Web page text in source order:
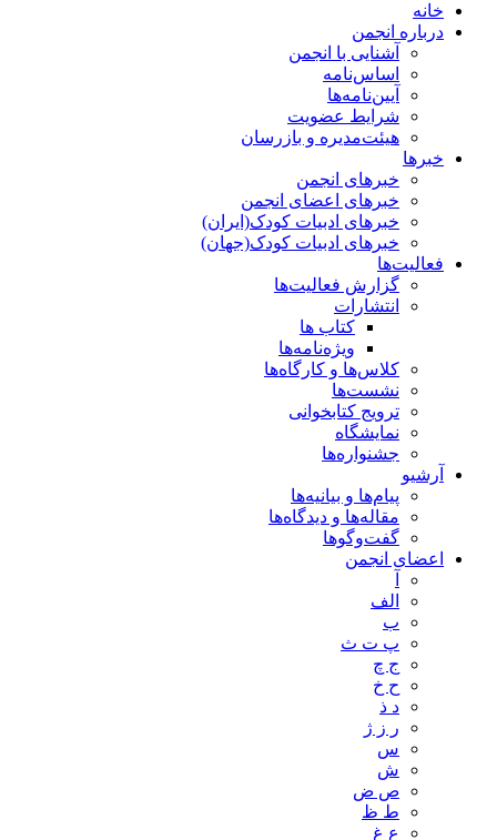
خانه
درباره انجمن
آشنایی با انجمن
اساس‌نامه
آیین‌نامه‌ها
شرایط عضویت
هیئت‌مدیره و بازرسان
خبرها
خبرهای انجمن
خبرهای اعضای انجمن
خبرهای ادبیات کودک(ایران)
خبرهای ادبیات کودک(جهان)
فعالیت‌ها
گزارش فعالیت‌ها
انتشارات
کتاب ها
ویژه‌نامه‌ها
کلاس‌ها و کارگاه‌ها
نشست‌ها
ترویج کتابخوانی
نمایشگاه
جشنواره‌ها
آرشیو
پیام‌ها و بیانیه‌ها
مقاله‌ها و دیدگاه‌ها
گفت‌وگوها
اعضای انجمن
الف
ب
پ ت ث
ج چ
ح خ
د ذ
ر ز ژ
س
ش
ص ض
ط ظ
ع غ